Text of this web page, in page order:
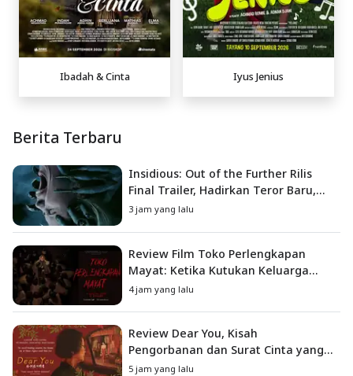
Ibadah & Cinta Iyus Jenius
Berita Terbaru
Insidious: Out of the Further Rilis
Final Trailer, Hadirkan Teror Baru,
Iblis Kini Masuk ke Dunia Manusia
3 jam yang lalu
Review Film Toko Perlengkapan
Mayat: Ketika Kutukan Keluarga
Menjadi Sumber Teror yang
4 jam yang lalu
Review Dear You, Kisah
Pengorbanan dan Surat Cinta yang
Menyentuh Hati
5 jam yang lalu